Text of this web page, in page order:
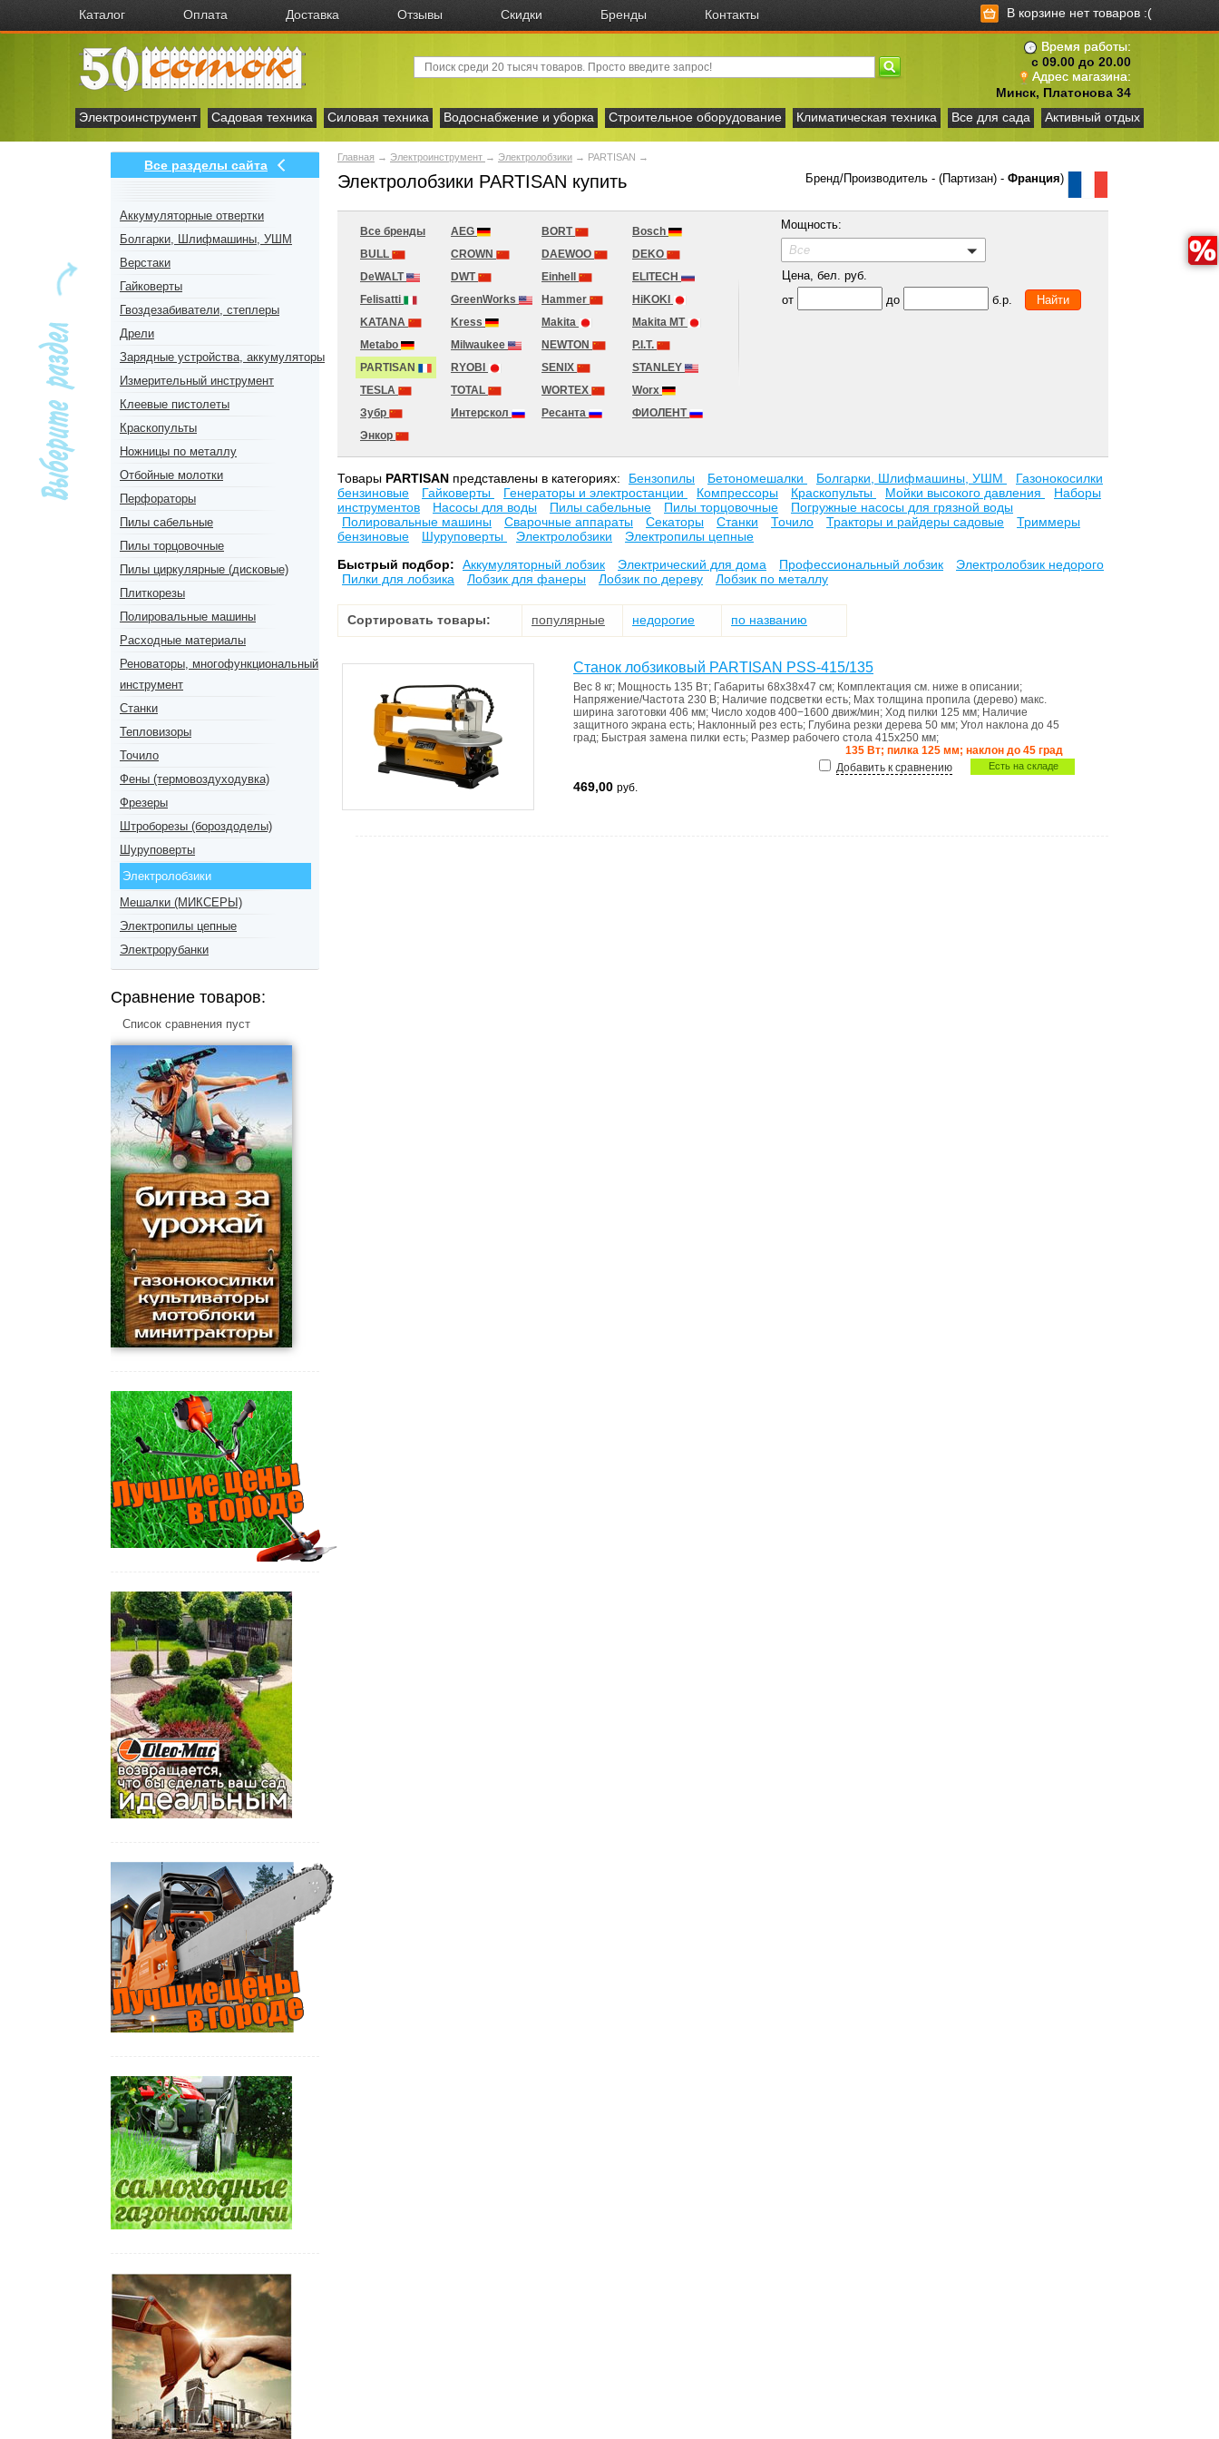
Каталог Оплата Доставка Отзывы Скидки Бренды Контакты В корзине нет товаров :(
Время работы:
с 09.00 до 20.00
Адрес магазина:
Минск, Платонова 34
Электроинструмент
Садовая техника Силовая техника Водоснабжение и уборка Строительное оборудование Климатическая техника Все для сада Активный отдых
Все разделы сайта
Аккумуляторные отвертки
Болгарки, Шлифмашины, УШМ
Верстаки
Гайковерты
Гвоздезабиватели, степлеры
Дрели
Зарядные устройства, аккумуляторы
Измерительный инструмент
Клеевые пистолеты
Краскопульты
Ножницы по металлу
Отбойные молотки
Перфораторы
Пилы сабельные
Пилы торцовочные
Пилы циркулярные (дисковые)
Плиткорезы
Полировальные машины
Расходные материалы
Реноваторы, многофункциональный
инструмент
Станки
Тепловизоры
Точило
Фены (термовоздуходувка)
Фрезеры
Штроборезы (бороздоделы)
Шуруповерты
Электролобзики
Мешалки (МИКСЕРЫ)
Электропилы цепные
Электрорубанки
Сравнение товаров:
Список сравнения пуст
Главная → Электроинструмент → Электролобзики → PARTISAN →
Электролобзики PARTISAN купить Бренд/Производитель - (Партизан) - Франция)
Все бренды AEG BORT
Bosch
BULL
CROWN DAEWOO
DEKO
DeWALT
DWT Einhell
ELITECH
Felisatti
GreenWorks Hammer
HiKOKI
KATANA
Kress Makita
Makita MT
Metabo
Milwaukee NEWTON
P.I.T.
PARTISAN
RYOBI SENIX
STANLEY
TESLA
TOTAL WORTEX
Worx
Зубр
Интерскол Ресанта
ФИОЛЕНТ
Энкор
Мощность:
Все
Цена, бел. руб.
от
до б.р.
Товары PARTISAN представлены в категориях: Бензопилы Бетономешалки Болгарки, Шлифмашины, УШМ
Газонокосилки
бензиновые
Гайковерты Генераторы и электростанции Компрессоры Краскопульты Мойки высокого давления
Наборы
инструментов
Насосы для воды Пилы сабельные Пилы торцовочные
Погружные насосы для грязной воды
Полировальные машины
Сварочные аппараты Секаторы Станки Точило Тракторы и райдеры садовые
Триммеры
бензиновые
Шуруповерты Электролобзики
Электропилы цепные
Быстрый подбор:
Аккумуляторный лобзик Электрический для дома Профессиональный лобзик
Электролобзик недорого
Пилки для лобзика
Лобзик для фанеры Лобзик по дереву Лобзик по металлу
Сортировать товары: популярные недорогие по названию
Станок лобзиковый PARTISAN PSS-415/135
Вес 8 кг; Мощность 135 Вт; Габариты 68x38x47 см; Комплектация см. ниже в описании;
Напряжение/Частота 230 В; Наличие подсветки есть; Мах толщина пропила (дерево) макс.
ширина заготовки 406 мм; Число ходов 400−1600 движ/мин; Ход пилки 125 мм; Наличие
защитного экрана есть; Наклонный рез есть; Глубина резки дерева 50 мм; Угол наклона до 45
град; Быстрая замена пилки есть; Размер рабочего стола 415x250 мм;
135 Вт; пилка 125 мм; наклон до 45 град
Есть на складе
Добавить к сравнению
469,00 руб.